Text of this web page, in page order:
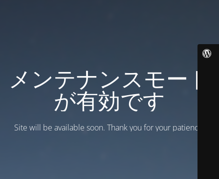
メンテナンスモード
が有効です
Site will be available soon. Thank you for your patience!